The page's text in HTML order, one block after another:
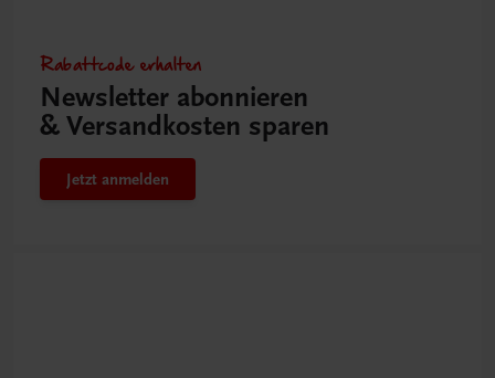
Rabattcode erhalten
Newsletter abonnieren
& Versandkosten sparen
Jetzt anmelden